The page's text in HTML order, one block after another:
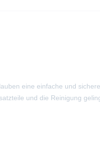
eine einfache und
und die Reinigung